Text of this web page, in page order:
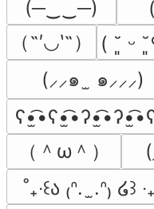
(─‿‿─)
（˶′◡‵˶）
( ˘͈ ᵕ
(⸝⸝๑  ̫ ๑⸝⸝⸝)
（＾ω＾）
˚₊‧꒰ა ₍ᐢ.  ̫.ᐢ₎ ໒꒱